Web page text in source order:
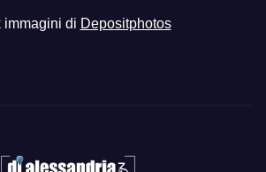
immagini di Depositphotos